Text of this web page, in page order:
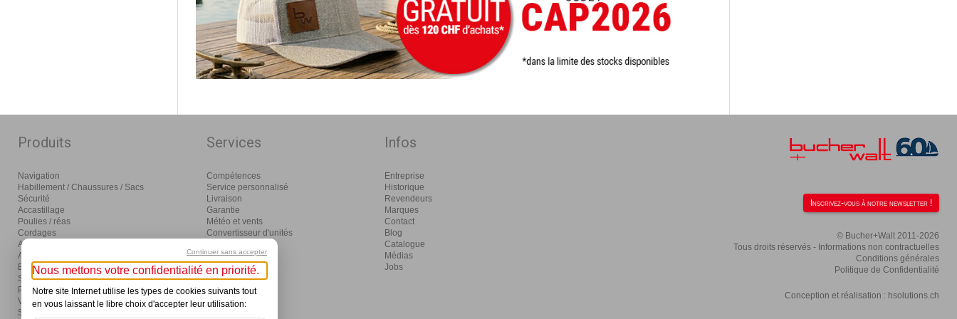
Produits
Navigation
Habillement / Chaussures / Sacs
Sécurité
Accastillage
Poulies / réas
Cordages
Amarrage / mouillage / moteurs
Aménagement
Eclairage / électricité
Sanitaires / pompes
Produits d'entretien
Visser / coller / outils
Ski nautique / wake / fun / SUP
Services
Compétences
Service personnalisé
Livraison
Garantie
Météo et vents
Convertisseur d'unités
Distribution
Infos
Entreprise
Historique
Revendeurs
Marques
Contact
Blog
Catalogue
Médias
Jobs
Inscrivez-vous à notre newsletter !
© Bucher+Walt 2011-2026
Tous droits réservés - Informations non contractuelles
Conditions générales
Politique de Confidentialité
Conception et réalisation : hsolutions.ch
Continuer sans accepter
Nous mettons votre confidentialité en priorité.
Notre site Internet utilise les types de cookies suivants tout
en vous laissant le libre choix d'accepter leur utilisation: